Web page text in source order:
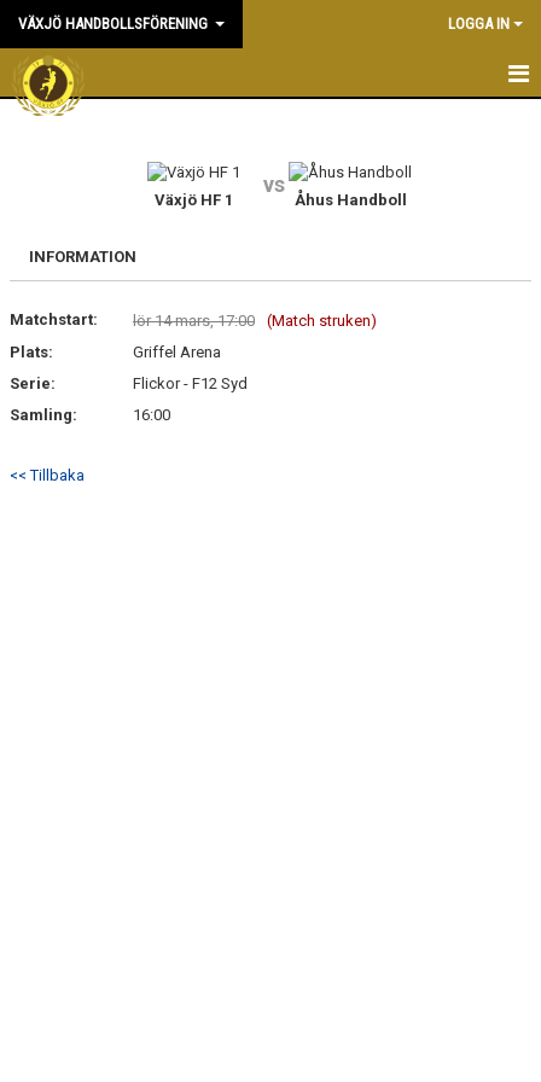
VÄXJÖ HANDBOLLSFÖRENING LOGGA IN
HEM
KONTAKT & KANSLI
DOKUMENT
Växjö HF 1
vs
Åhus Handboll
INFORMATION
Matchstart: lör 14 mars, 17:00
(Match struken)
Plats:
Griffel Arena
Serie:
Flickor - F12 Syd
Samling:
16:00
<< Tillbaka